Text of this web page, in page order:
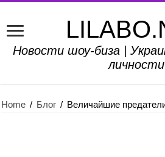
Новости шоу-биза |
личности
Home / Блог / Величайшие